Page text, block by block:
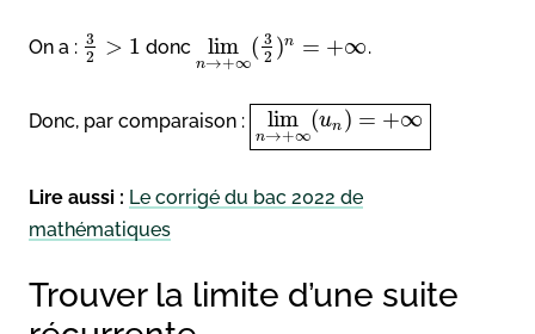
On a : 3
2
> 1 donc lim
n→+∞
( 3
2 )n = +∞.
Donc, par comparaison : lim
n→+∞
(un ) = +∞
Lire aussi : Le corrigé du bac 2022 de
mathématiques
Trouver la limite d’une suite